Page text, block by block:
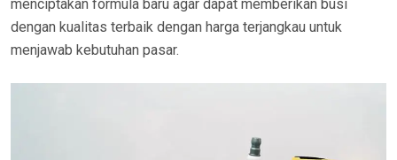
menciptakan formula baru agar dapat memberikan busi
dengan kualitas terbaik dengan harga terjangkau untuk
menjawab kebutuhan pasar.